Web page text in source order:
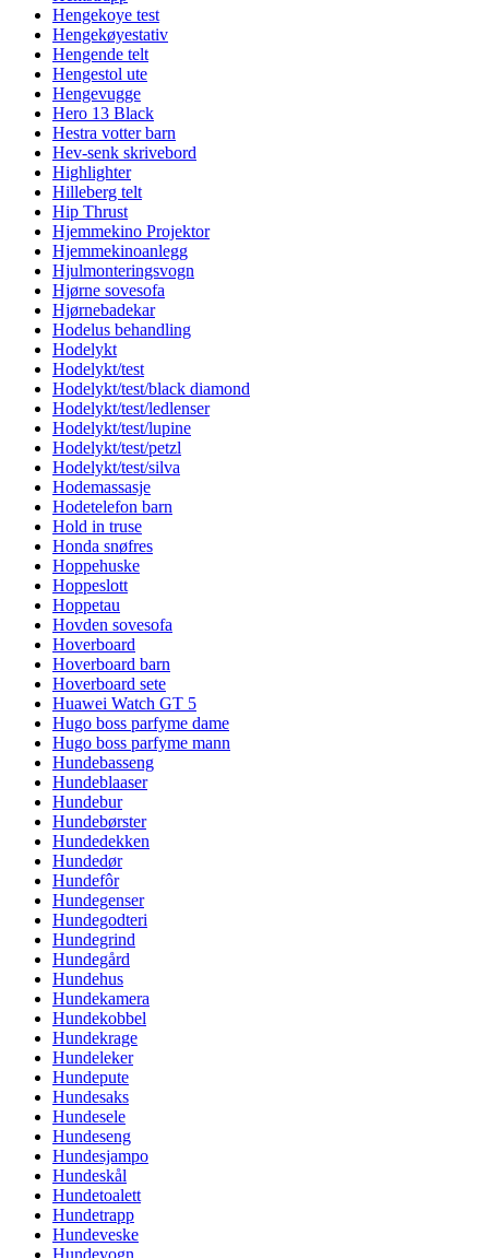
Hengekoye test
Hengekøyestativ
Hengende telt
Hengestol ute
Hengevugge
Hero 13 Black
Hestra votter barn
Hev-senk skrivebord
Highlighter
Hilleberg telt
Hip Thrust
Hjemmekino Projektor
Hjemmekinoanlegg
Hjulmonteringsvogn
Hjørne sovesofa
Hjørnebadekar
Hodelus behandling
Hodelykt
Hodelykt/test
Hodelykt/test/black diamond
Hodelykt/test/ledlenser
Hodelykt/test/lupine
Hodelykt/test/petzl
Hodelykt/test/silva
Hodemassasje
Hodetelefon barn
Hold in truse
Honda snøfres
Hoppehuske
Hoppeslott
Hoppetau
Hovden sovesofa
Hoverboard
Hoverboard barn
Hoverboard sete
Huawei Watch GT 5
Hugo boss parfyme dame
Hugo boss parfyme mann
Hundebasseng
Hundeblaaser
Hundebur
Hundebørster
Hundedekken
Hundedør
Hundefôr
Hundegenser
Hundegodteri
Hundegrind
Hundegård
Hundehus
Hundekamera
Hundekobbel
Hundekrage
Hundeleker
Hundepute
Hundesaks
Hundesele
Hundeseng
Hundesjampo
Hundeskål
Hundetoalett
Hundetrapp
Hundeveske
Hundevogn